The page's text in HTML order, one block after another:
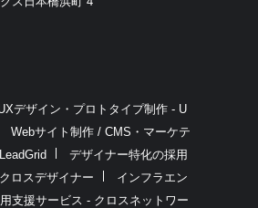
デザイン・プロトタイプ制作 - U
Webサイト制作 / CMS・マーケテ
デザイナー特化の採用
ロスデザイナー
インフラエン
支援サービス - クロスネットワー